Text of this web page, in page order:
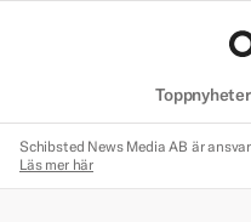
Toppnyheter
Schibsted News Media AB är
Läs mer här